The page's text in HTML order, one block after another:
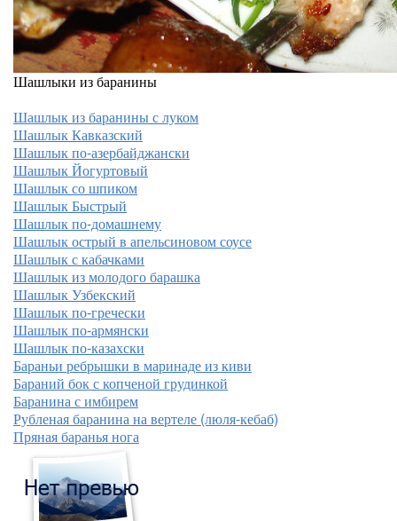
Шашлыки из баранины
Шашлык из баранины с луком
Шашлык Кавказский
Шашлык по-азербайджански
Шашлык Йогуртовый
Шашлык со шпиком
Шашлык Быстрый
Шашлык по-домашнему
Шашлык острый в апельсиновом соусе
Шашлык с кабачками
Шашлык из молодого барашка
Шашлык Узбекский
Шашлык по-гречески
Шашлык по-армянски
Шашлык по-казахски
Бараньи ребрышки в маринаде из киви
Бараний бок с копченой грудинкой
Баранина с имбирем
Рубленая баранина на вертеле (люля-кебаб)
Пряная баранья нога